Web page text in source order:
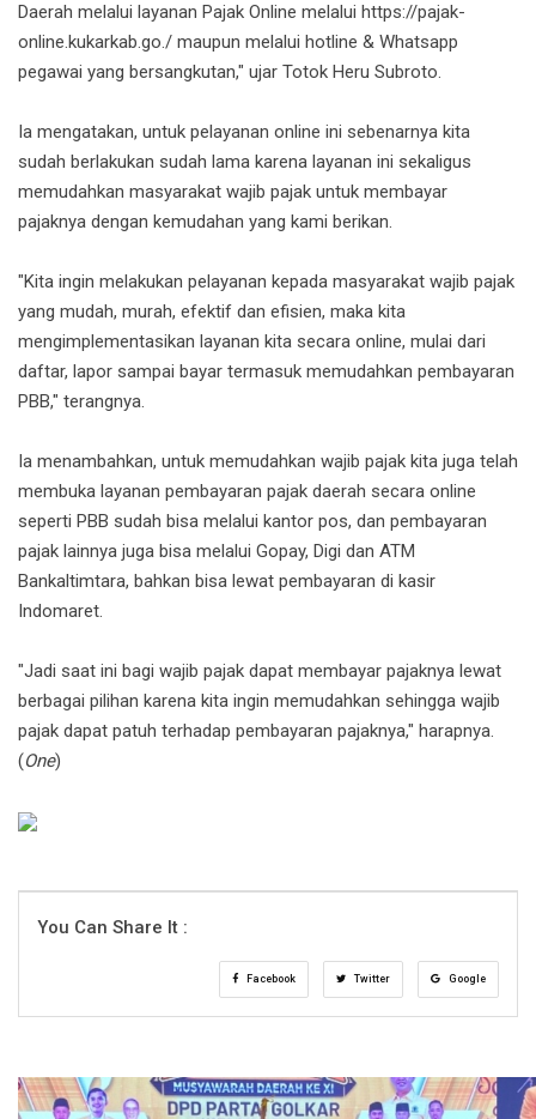
Daerah melalui layanan Pajak Online melalui https://pajak-
online.kukarkab.go./ maupun melalui hotline & Whatsapp
pegawai yang bersangkutan," ujar Totok Heru Subroto.
Ia mengatakan, untuk pelayanan online ini sebenarnya kita
sudah berlakukan sudah lama karena layanan ini sekaligus
memudahkan masyarakat wajib pajak untuk membayar
pajaknya dengan kemudahan yang kami berikan.
"Kita ingin melakukan pelayanan kepada masyarakat wajib pajak
yang mudah, murah, efektif dan efisien, maka kita
mengimplementasikan layanan kita secara online, mulai dari
daftar, lapor sampai bayar termasuk memudahkan pembayaran
PBB," terangnya.
Ia menambahkan, untuk memudahkan wajib pajak kita juga telah
membuka layanan pembayaran pajak daerah secara online
seperti PBB sudah bisa melalui kantor pos, dan pembayaran
pajak lainnya juga bisa melalui Gopay, Digi dan ATM
Bankaltimtara, bahkan bisa lewat pembayaran di kasir
Indomaret.
"Jadi saat ini bagi wajib pajak dapat membayar pajaknya lewat
berbagai pilihan karena kita ingin memudahkan sehingga wajib
pajak dapat patuh terhadap pembayaran pajaknya," harapnya.
(One)
You Can Share It :
Facebook Twitter Google